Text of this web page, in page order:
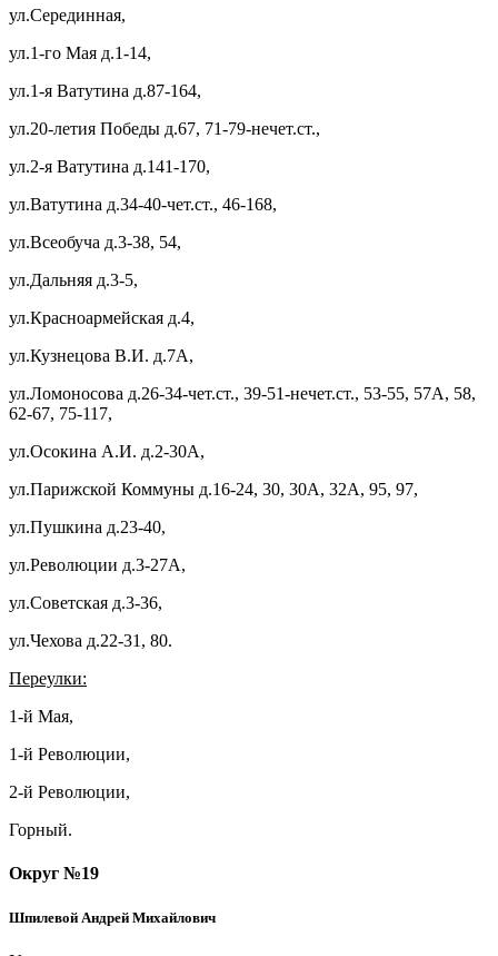
ул.Серединная,
ул.1-го Мая д.1-14,
ул.1-я Ватутина д.87-164,
ул.20-летия Победы д.67, 71-79-нечет.ст.,
ул.2-я Ватутина д.141-170,
ул.Ватутина д.34-40-чет.ст., 46-168,
ул.Всеобуча д.3-38, 54,
ул.Дальняя д.3-5,
ул.Красноармейская д.4,
ул.Кузнецова В.И. д.7А,
ул.Ломоносова д.26-34-чет.ст., 39-51-нечет.ст., 53-55, 57А, 58,
62-67, 75-117,
ул.Осокина А.И. д.2-30А,
ул.Парижской Коммуны д.16-24, 30, 30А, 32А, 95, 97,
ул.Пушкина д.23-40,
ул.Революции д.3-27А,
ул.Советская д.3-36,
ул.Чехова д.22-31, 80.
Переулки:
1-й Мая,
1-й Революции,
2-й Революции,
Горный.
Округ №19
Шпилевой Андрей Михайлович